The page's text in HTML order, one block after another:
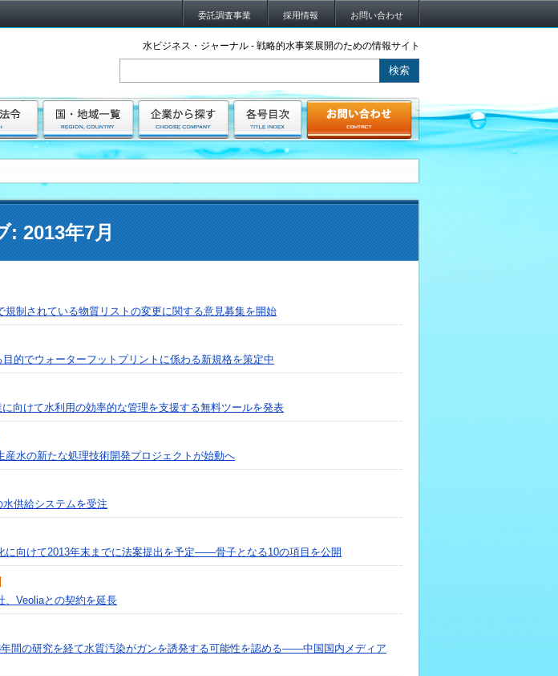
委託調査事業 採用情報 お問い合わせ
水ビジネス・ジャーナル - 戦略的水事業展開のための情報サイト
:2013年7月
規制されている物質リストの変更に関する意見募集を開始
目的でウォーターフットプリントに係わる新規格を策定中
向けて水利用の効率的な管理を支援する無料ツールを発表
産水の新たな処理技術開発プロジェクトが始動へ
供給システムを受注
に向けて2013年末までに法案提出を予定――骨子となる10の項目を公開
、Veoliaとの契約を延長
間の研究を経て水質汚染がガンを誘発する可能性を認める――中国国内メディア